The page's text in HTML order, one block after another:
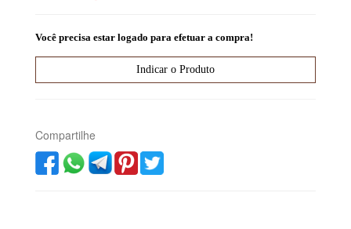
Você precisa estar logado para efetuar a compra!
Compartilhe